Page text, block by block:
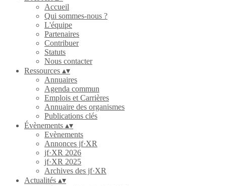
Accueil
Qui sommes-nous ?
L'équipe
Partenaires
Contribuer
Statuts
Nous contacter
Ressources ▴▾
Annuaires
Agenda commun
Emplois et Carrières
Annuaire des organismes
Publications clés
Évènements ▴▾
Evènements
Annonces jf·XR
jf·XR 2026
jf·XR 2025
Archives des jf·XR
Actualités ▴▾